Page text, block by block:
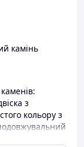
камінь
з
кольору з